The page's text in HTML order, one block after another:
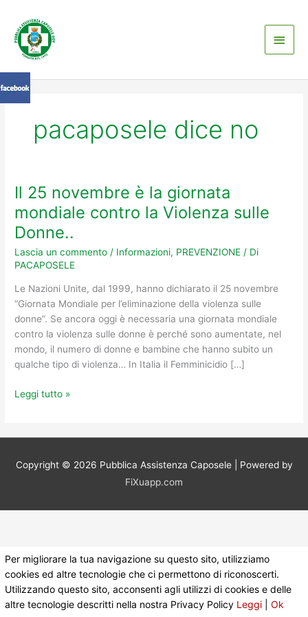
contenuto
Menu
pacaposele dice no
Il 25 novembre è la giornata
mondiale contro la Violenza sulle
Donne..
Lascia un commento / Informazioni, PREVENZIONE / Di
PACAPOSELE
Le Nazioni Unite, dal 1999, hanno dichiarato il 25 novembre
“Giornata Mondiale per l’eliminazione della violenza sulle
donne”. Se ancora oggi è necessaria una giornata mondiale
contro la violenza sulle donne è perché sono aumentate, nel
mondo, il numero di donne e bambine che hanno subito un
qualche tipo di violenza… In Italia il Femminicidio […]
Il
novembre
è
la
giornata
contro
la
Violenza
sulle
Donne..
Leggi tutto »
Copyright © 2026 Pubblica Assistenza Caposele| Powered by
FiXuapp.com
Per migliorare la tua navigazione su questo sito, utilizziamo
cookies ed altre tecnologie che ci permettono di riconoscerti.
Utilizzando questo sito, acconsenti agli utilizzi di cookies e delle
altre tecnologie descritti nella nostra Privacy Policy Leggi Ok